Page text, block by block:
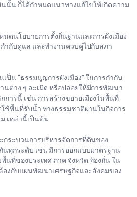
นั้น ก็ได้กำหนดแนวทางแก้ไขให้เกิดความ
นดนโยบายการตั้งถิ่นฐานและการผังเมือง
ำกับดูแล และทำงานควบคู่ไปกับสภา
ป็น “ธรรมนูญการผังเมือง” ในการกำกับ
นต่าง ๆ ละเมิด หรือปล่อยให้มีการพัฒนา
การนี้ เช่น การสร้างขยายเมืองในพื้นที่
ใช้พื้นที่รับน้ำ ทางธรรมชาติผ่านในกิจการ
เหล่านี้เป็นต้น
กระบวนการบริหารจัดการที่ดินของ
นทุกระดับ เช่น มีการออกแบบมาตรฐาน
นที่ของประเทศ ภาค จังหวัด ท้องถิ่น ใน
องกับแผนพัฒนาเศรษฐกิจและสังคมของ